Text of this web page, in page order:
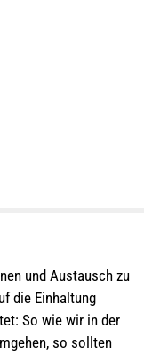
und Austausch zu
die Einhaltung
So wie wir in der
so sollten